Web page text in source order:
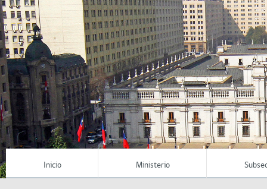
Inicio Ministerio